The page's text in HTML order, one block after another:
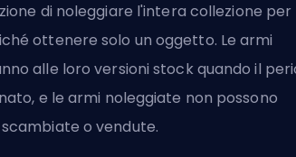
di noleggiare l'intera collezione per
ottenere solo un oggetto. Le armi
alle loro versioni stock quando il
e le armi noleggiate non possono
o vendute.